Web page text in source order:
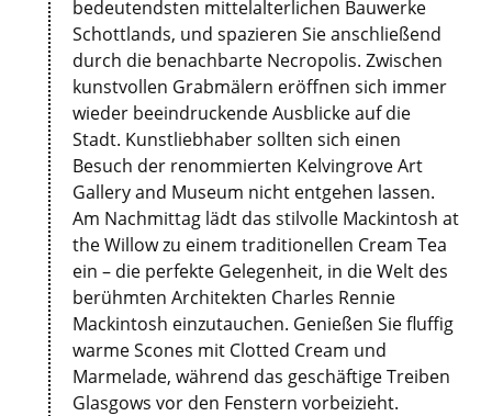
bedeutendsten mittelalterlichen Bauwerke
Schottlands, und spazieren Sie anschließend
durch die benachbarte Necropolis. Zwischen
kunstvollen Grabmälern eröffnen sich immer
wieder beeindruckende Ausblicke auf die
Stadt. Kunstliebhaber sollten sich einen
Besuch der renommierten Kelvingrove Art
Gallery and Museum nicht entgehen lassen.
Am Nachmittag lädt das stilvolle Mackintosh at
the Willow zu einem traditionellen Cream Tea
ein – die perfekte Gelegenheit, in die Welt des
berühmten Architekten Charles Rennie
Mackintosh einzutauchen. Genießen Sie fluffig
warme Scones mit Clotted Cream und
Marmelade, während das geschäftige Treiben
Glasgows vor den Fenstern vorbeizieht.